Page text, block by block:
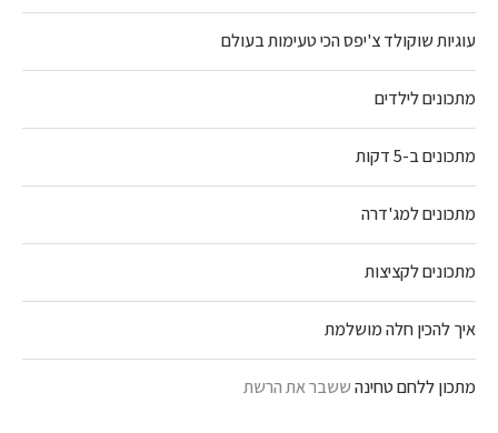
עוגיות שוקולד צ'יפס הכי טעימות בעולם
מתכונים לילדים
מתכונים ב-5 דקות
מתכונים למג'דרה
מתכונים לקציצות
איך להכין חלה מושלמת
מתכון ללחם טחינהששבר את הרשת